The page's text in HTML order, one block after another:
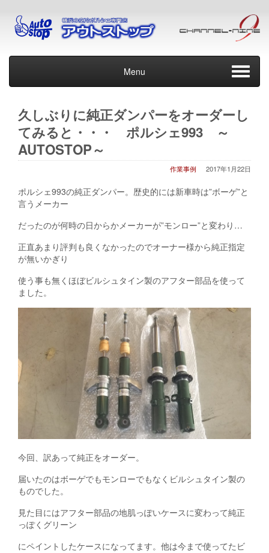
Menu
久しぶりに純正ダンパーをオーダーし
てみると・・・ ポルシェ993 ～
AUTOSTOP～
2017年1月22日
作業事例
ポルシェ993の純正ダンパー。歴史的には新車時は”ボーゲ”と
言うメーカー
だったのが何時の日からかメーカーが”モンロー”と変わり…
正直あまり評判も良くなかったのでオーナー様から純正指定
が無いかぎり
使う事も無くほぼビルシュタイン製のアフター部品を使って
ました。
今回、訳あって純正をオーダー。
届いたのはボーゲでもモンローでもなくビルシュタイン製の
ものでした。
見た目にはアフター部品の地肌っぽいケースに変わって純正
っぽくグリーン
にペイントしたケースになってます。他は今まで使ってたビ